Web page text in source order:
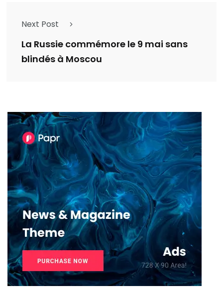
Next Post
La Russie commémore le 9 mai sans
blindés à Moscou